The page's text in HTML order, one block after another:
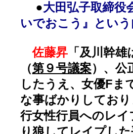
●大田弘子取締役
いでおこう』とい
佐藤昇 「及川幹
（第９号議案）、公
したうえ、女優Fま
な事ばかりしてお
行女性行員へのレイ
り狼してレイプし